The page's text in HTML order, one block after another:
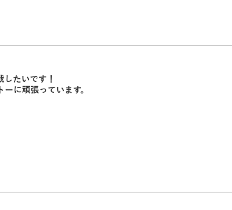
たいです！
に頑張っています。